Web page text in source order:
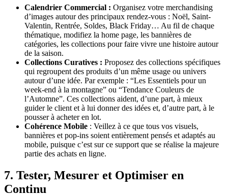
Calendrier Commercial : Organisez votre merchandising
d’images autour des principaux rendez-vous : Noël, Saint-
Valentin, Rentrée, Soldes, Black Friday… Au fil de chaque
thématique, modifiez la home page, les bannières de
catégories, les collections pour faire vivre une histoire autour
de la saison.
Collections Curatives : Proposez des collections spécifiques
qui regroupent des produits d’un même usage ou univers
autour d’une idée. Par exemple : “Les Essentiels pour un
week-end à la montagne” ou “Tendance Couleurs de
l’Automne”. Ces collections aident, d’une part, à mieux
guider le client et à lui donner des idées et, d’autre part, à le
pousser à acheter en lot.
Cohérence Mobile : Veillez à ce que tous vos visuels,
bannières et pop-ins soient entièrement pensés et adaptés au
mobile, puisque c’est sur ce support que se réalise la majeure
partie des achats en ligne.
7. Tester, Mesurer et Optimiser en
Continu